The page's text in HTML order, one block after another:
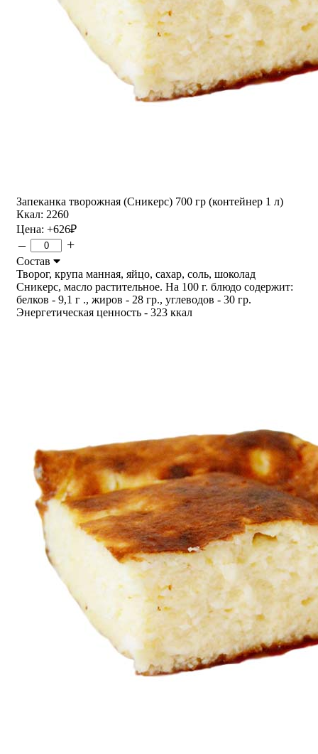
Запеканка творожная (Сникерс) 700 гр (контейнер 1 л)
Ккал: 2260
Цена: +626₽
– +
Состав
Творог, крупа манная, яйцо, сахар, соль, шоколад
Сникерс, масло растительное. На 100 г. блюдо содержит:
белков - 9,1 г ., жиров - 28 гр., углеводов - 30 гр.
Энергетическая ценность - 323 ккал